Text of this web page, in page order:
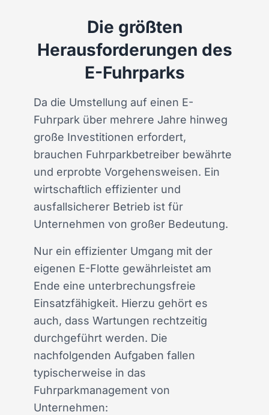
Die größten
Herausforderungen des
E-Fuhrparks
Da die Umstellung auf einen E-
Fuhrpark über mehrere Jahre hinweg
große Investitionen erfordert,
brauchen Fuhrparkbetreiber bewährte
und erprobte Vorgehensweisen. Ein
wirtschaftlich effizienter und
ausfallsicherer Betrieb ist für
Unternehmen von großer Bedeutung.
Nur ein effizienter Umgang mit der
eigenen E-Flotte gewährleistet am
Ende eine unterbrechungsfreie
Einsatzfähigkeit. Hierzu gehört es
auch, dass Wartungen rechtzeitig
durchgeführt werden. Die
nachfolgenden Aufgaben fallen
typischerweise in das
Fuhrparkmanagement von
Unternehmen: